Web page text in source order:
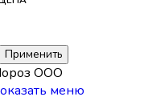
Применить
ООО
меню